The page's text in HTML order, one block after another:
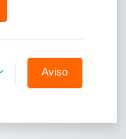
Aviso